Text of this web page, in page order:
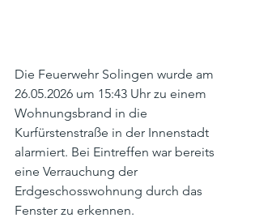
Die Feuerwehr Solingen wurde am
26.05.2026 um 15:43 Uhr zu einem
Wohnungsbrand in die
Kurfürstenstraße in der Innenstadt
alarmiert. Bei Eintreffen war bereits
eine Verrauchung der
Erdgeschosswohnung durch das
Fenster zu erkennen.